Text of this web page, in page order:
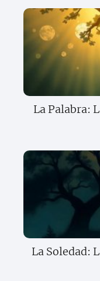
La Palabra:
La Soledad: